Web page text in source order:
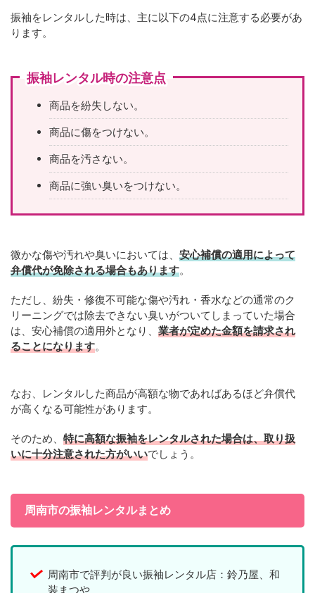
振袖をレンタルした時は、主に以下の4点に注意する必要があ
ります。
振袖レンタル時の注意点
商品を紛失しない。
商品に傷をつけない。
商品を汚さない。
商品に強い臭いをつけない。
微かな傷や汚れや臭いにおいては、 安心補償の適用によって
弁償代が免除される場合もあります。
ただし、紛失・修復不可能な傷や汚れ・香水などの通常のク
リーニングでは除去できない臭いがついてしまっていた場合
は、安心補償の適用外となり、 業者が定めた金額を請求され
ることになります。
なお、レンタルした商品が高額な物であればあるほど弁償代
が高くなる可能性があります。
そのため、 特に高額な振袖をレンタルされた場合は、取り扱
いに十分注意された方がいいでしょう。
周南市の振袖レンタルまとめ
周南市で評判が良い振袖レンタル店：鈴乃屋、和
装まつや